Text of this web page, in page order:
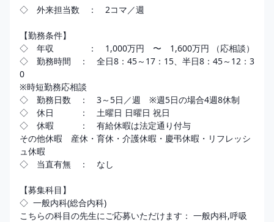
◇　外来担当数　：　2コマ／週
【勤務条件】
◇　年収　　　　：　1,000万円　〜　1,600万円 （応相談）
◇　勤務時間　：　全日8：45～17：15、半日8：45～12：3
0
※時短勤務応相談
◇　勤務日数　：　3～5日／週　※週5日の場合4週8休制
◇　休日　　　：　土曜日 日曜日 祝日
◇　休暇　　　：　有給休暇は法定通り付与
その他休暇　産休・育休・介護休暇・慶弔休暇・リフレッシ
ュ休暇
◇　当直有無　：　なし
【募集科目】
◇  一般内科(総合内科)
こちらの科目の先生にご応募いただけます： 一般内科,呼吸